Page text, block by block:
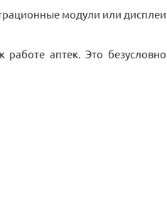
модули или дисплеи
аптек. Это безусловно